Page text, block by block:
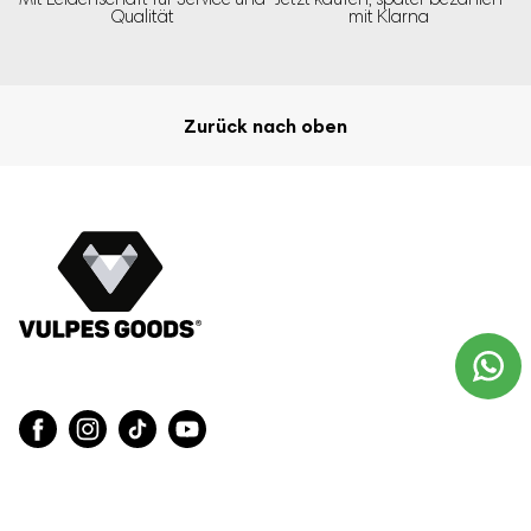
kalten Tagen!Qualität
mit Klarna
Zurück nach oben